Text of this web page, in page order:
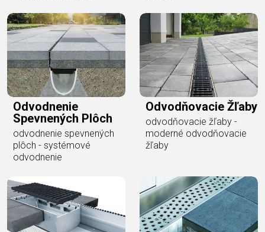
Odvodnenie
Spevnených Plôch
odvodnenie spevnených
plôch - systémové
odvodnenie
Odvodňovacie Žľaby
odvodňovacie žľaby -
moderné odvodňovacie
žľaby